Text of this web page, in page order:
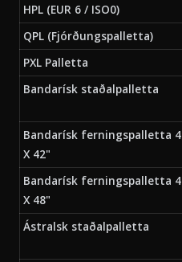
HPL (EUR 6 / ISO0)
QPL (Fjórðungspalletta)
PXL Palletta
Bandarísk staðalpalletta
Bandarísk ferningspalletta
X 42"
Bandarísk ferningspalletta
X 48"
Ástralsk staðalpalletta